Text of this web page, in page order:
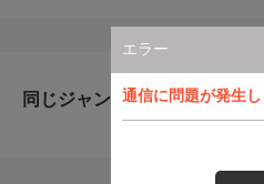
エラー
通信に問題が発生
同じジャンルのおすすめ番組